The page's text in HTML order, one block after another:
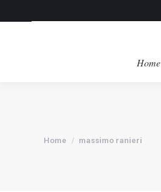
Home
Home massimo ranieri